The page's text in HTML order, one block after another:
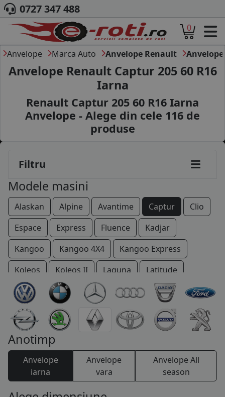
ACASA
DESPRE NOI
ANVELOPE
AUTO
CAMION
MOTO
AGROINDUSTRIALE
CAUTARE DUPA
DIMENSIUNI
B2B - COLABORARE COMPANII
CONT
CONTACT
COS (0 PRODUSE)
0727 347 488
0
Anvelope Marca Auto Anvelope Renault
Anvelope Renault Captur 205 60 R16
Iarna
Renault Captur 205 60 R16 Iarna
Anvelope - Alege din cele 116 de
produse
Filtru
Modele masini
Alaskan Alpine Avantime Captur
Clio
Espace
Express Fluence
Kadjar
Kangoo
Kangoo 4X4
Kangoo Express
Koleos
Koleos II Laguna
Latitude
Master
Maxity Megane Modus
R11
R19
R21 R5
Safrane
Scenic
Spider Super 5 Talisman
Trafic
Twingo
Twizy Vel Satis Wind Zoe
Anotimp
Anvelope
iarna
Anvelope
vara
Anvelope All
season